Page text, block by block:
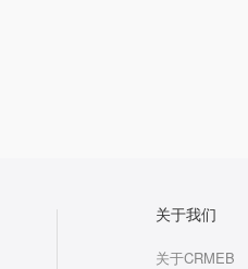
关于我们
关于CRMEB